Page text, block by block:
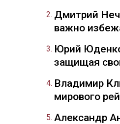
Дмитрий
важно
Юрий
защищая
Владимир
мирового
Александр